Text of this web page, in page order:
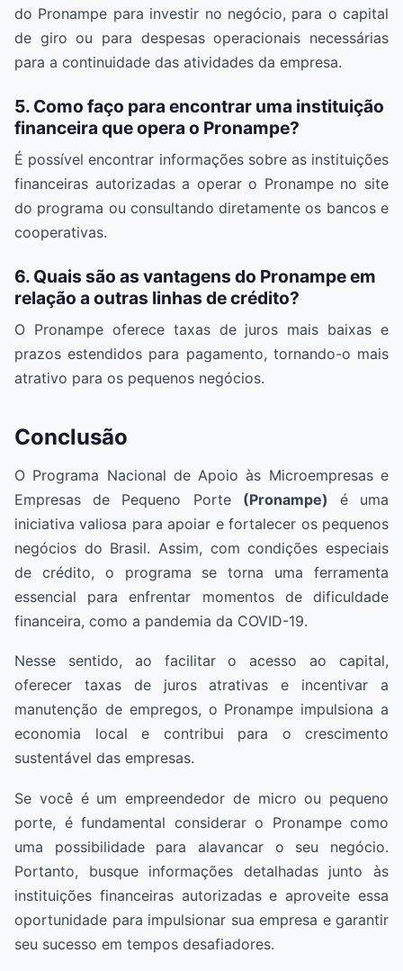
do Pronampe para investir no negócio, para o capital
de giro ou para despesas operacionais necessárias
para a continuidade das atividades da empresa.
5. Como faço para encontrar uma instituição
financeira que opera o Pronampe?
É possível encontrar informações sobre as instituições
financeiras autorizadas a operar o Pronampe no site
do programa ou consultando diretamente os bancos e
cooperativas.
6. Quais são as vantagens do Pronampe em
relação a outras linhas de crédito?
O Pronampe oferece taxas de juros mais baixas e
prazos estendidos para pagamento, tornando-o mais
atrativo para os pequenos negócios.
Conclusão
O Programa Nacional de Apoio às Microempresas e
Empresas de Pequeno Porte (Pronampe) é uma
iniciativa valiosa para apoiar e fortalecer os pequenos
negócios do Brasil. Assim, com condições especiais
de crédito, o programa se torna uma ferramenta
essencial para enfrentar momentos de dificuldade
financeira, como a pandemia da COVID-19.
Nesse sentido, ao facilitar o acesso ao capital,
oferecer taxas de juros atrativas e incentivar a
manutenção de empregos, o Pronampe impulsiona a
economia local e contribui para o crescimento
sustentável das empresas.
Se você é um empreendedor de micro ou pequeno
porte, é fundamental considerar o Pronampe como
uma possibilidade para alavancar o seu negócio.
Portanto, busque informações detalhadas junto às
instituições financeiras autorizadas e aproveite essa
oportunidade para impulsionar sua empresa e garantir
seu sucesso em tempos desafiadores.